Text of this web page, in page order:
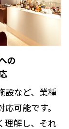
の
設など、業種
可能です。
理解し、それ